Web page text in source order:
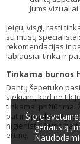
Jums
Jeigu, visgi, rasti
su mūsų
rekomendacijas ir
labiausiai tinka ir
Tinkama burnos
Dantų šepetuko
siekiant, kad ne tik
tinkamai prižiūrima.
pat ir apgalvotai jas
higienistu, kuris
ertmę.
Šioje
geriausią